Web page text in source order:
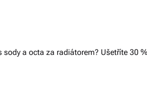
sody a octa za radiátorem? Ušetříte 30